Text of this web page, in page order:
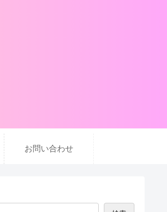
お問い合わせ